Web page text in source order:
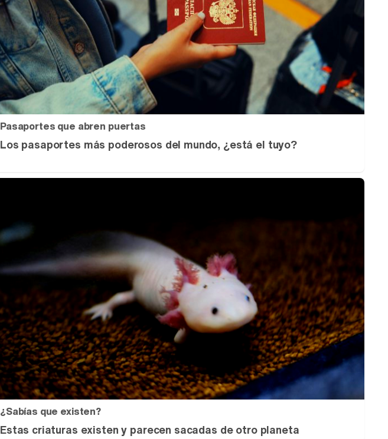
Pasaportes que abren puertas
Los pasaportes más poderosos del mundo, ¿está el tuyo?
¿Sabías que existen?
Estas criaturas existen y parecen sacadas de otro planeta